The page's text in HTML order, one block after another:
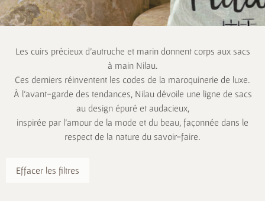
Les cuirs précieux d’autruche et marin donnent corps aux sacs
à main Nilau.
Ces derniers réinventent les codes de la maroquinerie de luxe.
À l’avant-garde des tendances, Nilau dévoile une ligne de sacs
au design épuré et audacieux,
inspirée par l’amour de la mode et du beau, façonnée dans le
respect de la nature du savoir-faire.
Effacer les filtres